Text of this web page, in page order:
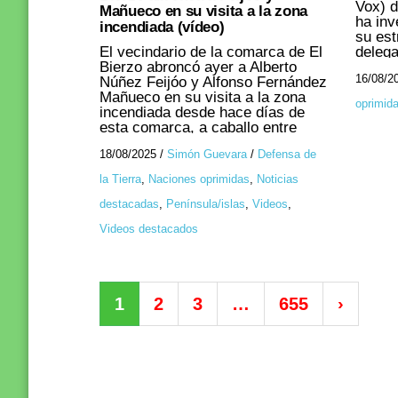
de la alcaldesa, que no paraba de
mirar al grupo de donde salían las
consignas, lo decía todo. Acaban
estos militantes propalestinos ...
2006,
el
de
en lo
Mañueco en su visita a la zona
incendiada (vídeo)
El vecindario de la comarca de El
Bierzo abroncó ayer a Alberto
Núñez Feijóo y Alfonso Fernández
Mañueco en su visita a la zona
incendiada desde hace días de
esta comarca, a caballo entre
18/08/2025 / Simón Guevara / Defensa de
la Tierra Naciones oprimidas
Noticias
destacadas
Península/islas Videos
Videos destacados
Vox)
ha
su
la
16/08/
1 2 3 … 655 ›